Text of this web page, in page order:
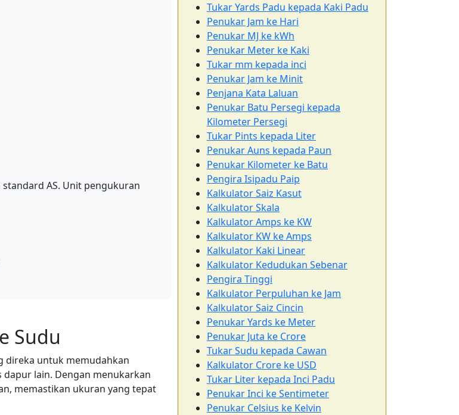
AS. Unit pengukuran
Sudu
direka untuk memudahkan
dapur lain. Dengan menukarkan
memastikan ukuran yang tepat
Tukar Yards Padu kepada Kaki Padu
Penukar Jam ke Hari
Penukar MJ ke kWh
Penukar Meter ke Kaki
Tukar mm kepada inci
Penukar Jam ke Minit
Penjana Kata Laluan
Penukar Batu Persegi kepada
Kilometer Persegi
Tukar Pints kepada Liter
Penukar Auns kepada Paun
Penukar Kilometer ke Batu
Pengira Isipadu Paip
Kalkulator Saiz Kasut
Kalkulator Skala
Kalkulator Amps ke KW
Kalkulator KW ke Amps
Kalkulator Kaki Linear
Kalkulator Kedudukan Sebenar
Pengira Tinggi
Kalkulator Perpuluhan ke Jam
Kalkulator Saiz Cincin
Penukar Yards ke Meter
Penukar Juta ke Crore
Tukar Sudu kepada Cawan
Kalkulator Crore ke USD
Tukar Liter kepada Inci Padu
Penukar Inci ke Sentimeter
Penukar Celsius ke Kelvin